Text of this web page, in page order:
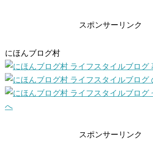
スポンサーリンク
にほんブログ村
スポンサーリンク